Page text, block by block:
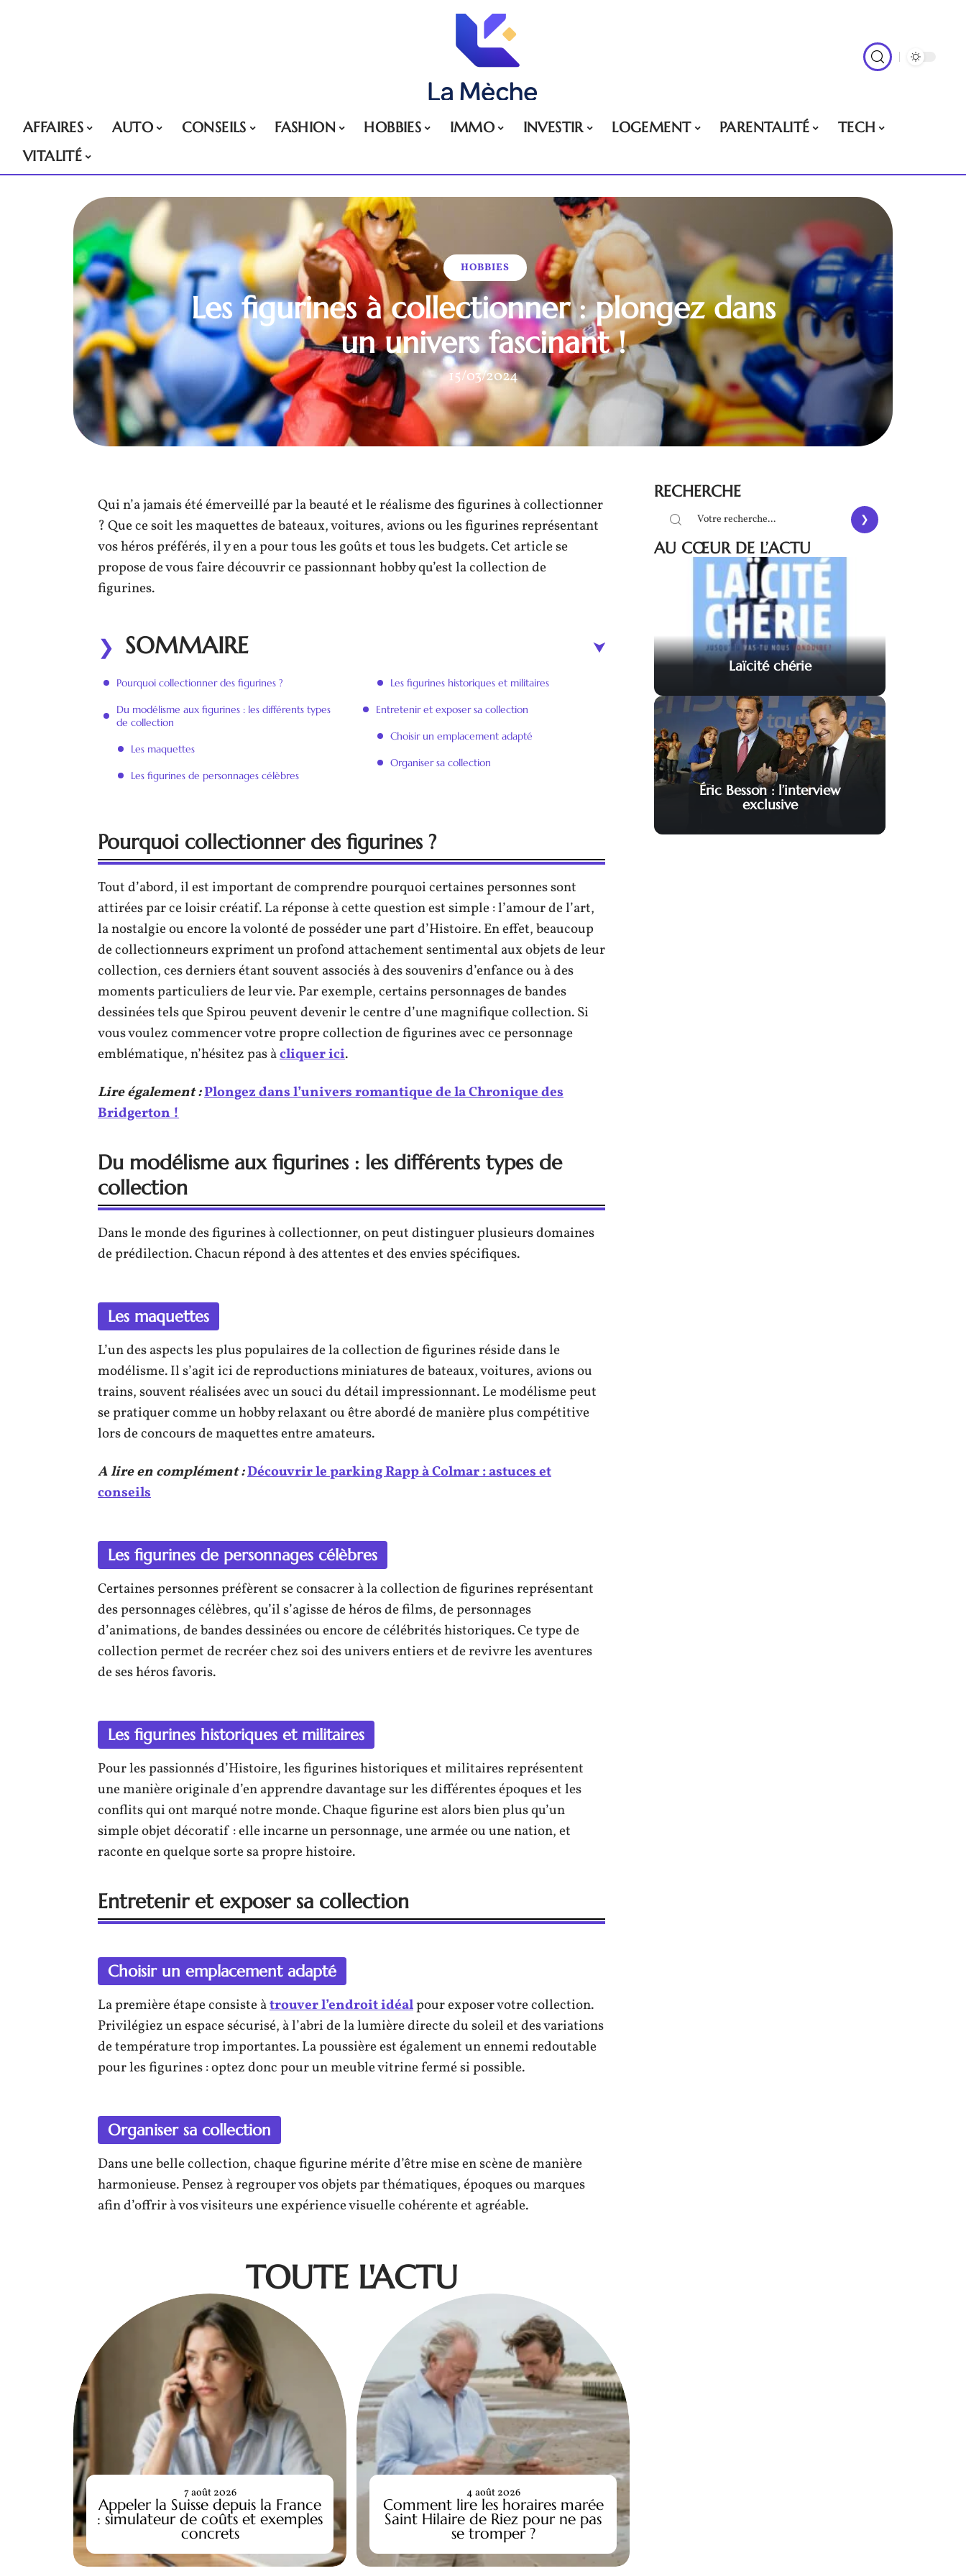
AFFAIRES AUTO CONSEILS FASHION HOBBIES IMMO INVESTIR LOGEMENT PARENTALITÉ
TECH
VITALITÉ
HOBBIES
Les figurines à collectionner : plongez dans
un univers fascinant !
15/03/2024
Qui n’a jamais été émerveillé par la beauté et le réalisme des figurines à collectionner
? Que ce soit les maquettes de bateaux, voitures, avions ou les figurines représentant
vos héros préférés, il y en a pour tous les goûts et tous les budgets. Cet article se
propose de vous faire découvrir ce passionnant hobby qu’est la collection de
figurines.
SOMMAIRE
Pourquoi collectionner des figurines ?
Du modélisme aux figurines : les différents types
de collection
Les maquettes
Les figurines de personnages célèbres
Les figurines historiques et militaires
Entretenir et exposer sa collection
Choisir un emplacement adapté
Organiser sa collection
Pourquoi collectionner des figurines ?
Tout d’abord, il est important de comprendre pourquoi certaines personnes sont
attirées par ce loisir créatif. La réponse à cette question est simple : l’amour de l’art,
la nostalgie ou encore la volonté de posséder une part d’Histoire. En effet, beaucoup
de collectionneurs expriment un profond attachement sentimental aux objets de leur
collection, ces derniers étant souvent associés à des souvenirs d’enfance ou à des
moments particuliers de leur vie. Par exemple, certains personnages de bandes
dessinées tels que Spirou peuvent devenir le centre d’une magnifique collection. Si
vous voulez commencer votre propre collection de figurines avec ce personnage
emblématique, n’hésitez pas àcliquer ici.
Lire également :Plongez dans l’univers romantique de la Chronique des
Bridgerton !
Du modélisme aux figurines : les différents types de
collection
Dans le monde des figurines à collectionner, on peut distinguer plusieurs domaines
de prédilection. Chacun répond à des attentes et des envies spécifiques.
Les maquettes
L’un des aspects les plus populaires de la collection de figurines réside dans le
modélisme. Il s’agit ici de reproductions miniatures de bateaux, voitures, avions ou
trains, souvent réalisées avec un souci du détail impressionnant. Le modélisme peut
se pratiquer comme un hobby relaxant ou être abordé de manière plus compétitive
lors de concours de maquettes entre amateurs.
A lire en complément :Découvrir le parking Rapp à Colmar : astuces et
conseils
Les figurines de personnages célèbres
Certaines personnes préfèrent se consacrer à la collection de figurines représentant
des personnages célèbres, qu’il s’agisse de héros de films, de personnages
d’animations, de bandes dessinées ou encore de célébrités historiques. Ce type de
collection permet de recréer chez soi des univers entiers et de revivre les aventures
de ses héros favoris.
Les figurines historiques et militaires
Pour les passionnés d’Histoire, les figurines historiques et militaires représentent
une manière originale d’en apprendre davantage sur les différentes époques et les
conflits qui ont marqué notre monde. Chaque figurine est alors bien plus qu’un
simple objet décoratif : elle incarne un personnage, une armée ou une nation, et
raconte en quelque sorte sa propre histoire.
Entretenir et exposer sa collection
Choisir un emplacement adapté
La première étape consiste àtrouver l’endroit idéalpour exposer votre collection.
Privilégiez un espace sécurisé, à l’abri de la lumière directe du soleil et des variations
de température trop importantes. La poussière est également un ennemi redoutable
pour les figurines : optez donc pour un meuble vitrine fermé si possible.
Organiser sa collection
Dans une belle collection, chaque figurine mérite d’être mise en scène de manière
harmonieuse. Pensez à regrouper vos objets par thématiques, époques ou marques
afin d’offrir à vos visiteurs une expérience visuelle cohérente et agréable.
TOUTE L'ACTU
Appeler la Suisse depuis la France
: simulateur de coûts et exemples
concrets
7 août 2026
Comment lire les horaires marée
Saint Hilaire de Riez pour ne pas
se tromper ?
4 août 2026
RECHERCHE
AU CŒUR DE L’ACTU
Laïcité chérie
Éric Besson : l’interview
exclusive